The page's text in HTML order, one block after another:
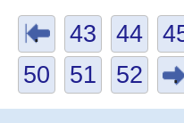
. 43 44
50
51 52 .